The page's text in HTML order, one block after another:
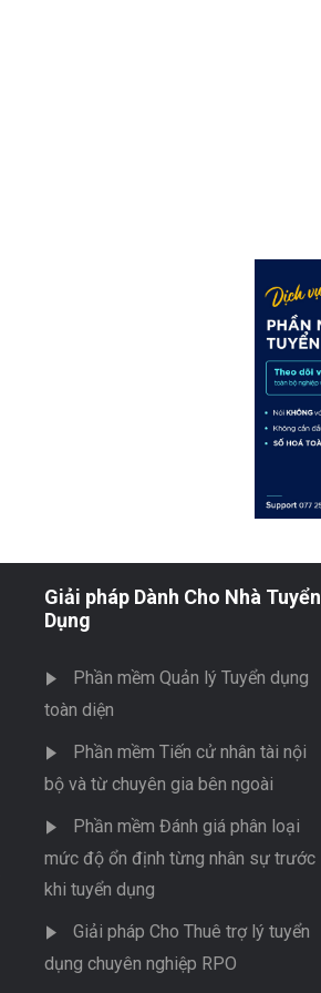
Giải pháp Dành Cho Nhà Tuyển
Dụng
Phần mềm Quản lý Tuyển dụng
toàn diện
Phần mềm Tiến cử nhân tài nội
bộ và từ chuyên gia bên ngoài
Phần mềm Đánh giá phân loại
mức độ ổn định từng nhân sự trước
khi tuyển dụng
Giải pháp Cho Thuê trợ lý tuyển
dụng chuyên nghiệp RPO